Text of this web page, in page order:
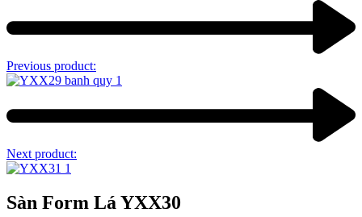
Previous product:
Next product:
Sàn Form Lá YXX30